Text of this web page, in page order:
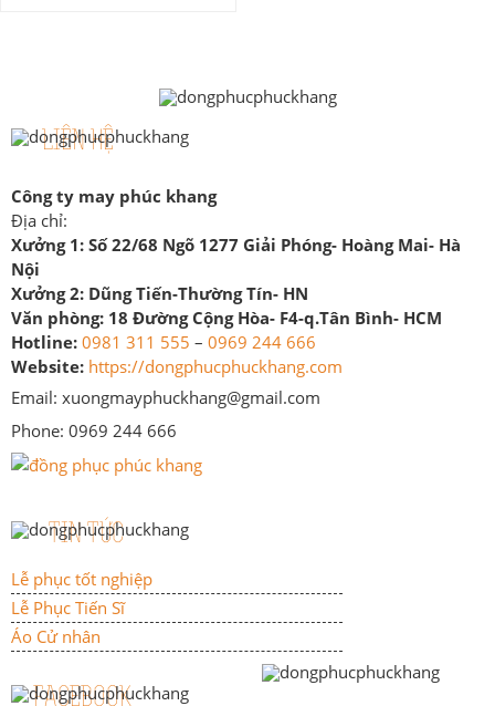
LIÊN HỆ
Công ty may phúc khang
Địa chỉ:
Xưởng 1: Số 22/68 Ngõ 1277 Giải Phóng- Hoàng Mai- Hà
Nội
Xưởng 2: Dũng Tiến-Thường Tín- HN
Văn phòng: 18 Đường Cộng Hòa- F4-q.Tân Bình- HCM
Hotline: 0981 311 555 – 0969 244 666
Website: https://dongphucphuckhang.com
Email: xuongmayphuckhang@gmail.com
Phone: 0969 244 666
TIN TỨC
Lễ phục tốt nghiệp
Lễ Phục Tiến Sĩ
Áo Cử nhân
FACEBOOK